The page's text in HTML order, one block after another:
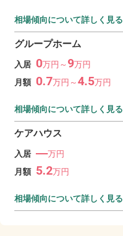
相場傾向について詳しく見る
グループホーム
入居 0万円～ 9万円
月額 0.7万円～4.5万円
相場傾向について詳しく見る
ケアハウス
入居 ―万円
月額 5.2万円
相場傾向について詳しく見る